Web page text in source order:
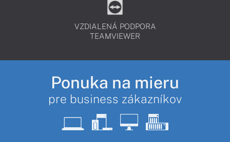
VZDIALENÁ PODPORA
TEAMVIEWER
Ponuka na mieru
pre business zákazníkov